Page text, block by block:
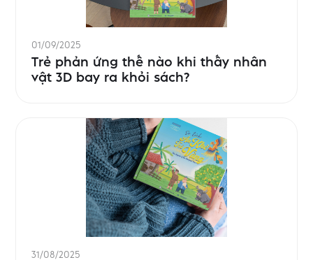
01/09/2025
Trẻ phản ứng thế nào khi thấy nhân
vật 3D bay ra khỏi sách?
31/08/2025